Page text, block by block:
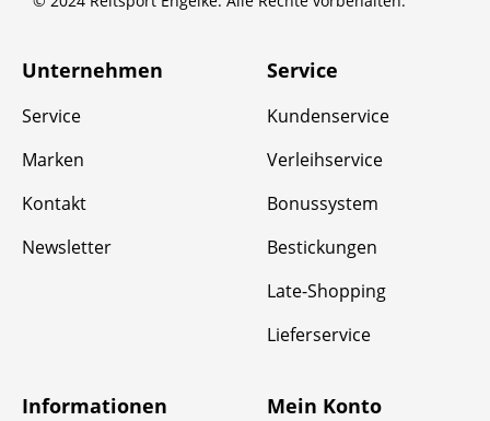
Unternehmen
Service
Marken
Kontakt
Newsletter
Service
Kundenservice
Verleihservice
Bonussystem
Bestickungen
Late-Shopping
Lieferservice
Informationen Mein Konto